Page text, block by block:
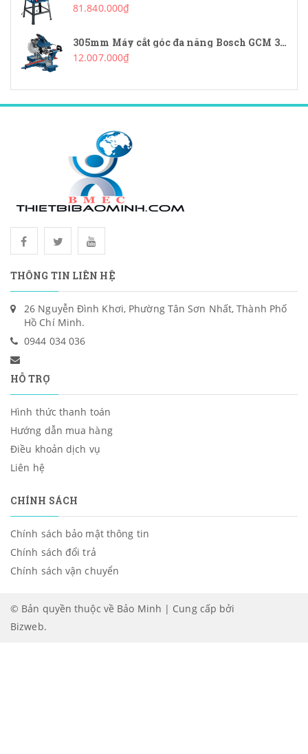
81.840.000₫
305mm Máy cắt góc đa năng Bosch GCM 340-305D
12.007.000₫
THÔNG TIN LIÊN HỆ
26 Nguyễn Đình Khơi, Phường Tân Sơn Nhất, Thành Phố
Hồ Chí Minh.
0944 034 036
HỖ TRỢ
Hình thức thanh toán
Hướng dẫn mua hàng
Điều khoản dịch vụ
Liên hệ
CHÍNH SÁCH
Chính sách bảo mật thông tin
Chính sách đổi trả
Chính sách vận chuyển
© Bản quyền thuộc về Bảo Minh | Cung cấp bởi
Bizweb.